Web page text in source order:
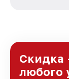
и
Скидка
любого